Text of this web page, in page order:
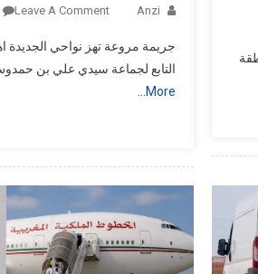
Anzi
Leave A Comment
جريمة مروعة تهز نواحي الجديدة
التابع لجماعة سيدي علي بن
More…